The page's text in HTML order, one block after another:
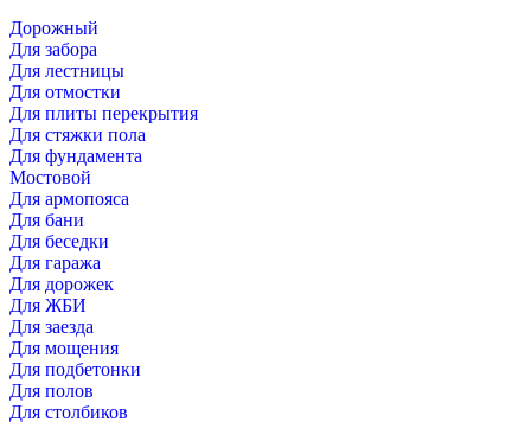
Дорожный
Для забора
Для лестницы
Для отмостки
Для плиты перекрытия
Для стяжки пола
Для фундамента
Мостовой
Для армопояса
Для бани
Для беседки
Для гаража
Для дорожек
Для ЖБИ
Для заезда
Для мощения
Для подбетонки
Для полов
Для столбиков